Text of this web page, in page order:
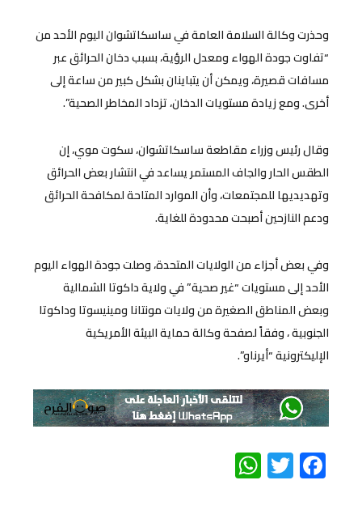
وحذرت وكالة السلامة العامة في ساسكاتشوان اليوم الأحد من
“تفاوت جودة الهواء ومعدل الرؤية، بسبب دخان الحرائق عبر
مسافات قصيرة، ويمكن أن يتباينان بشكل كبير من ساعة إلى
أخرى. ومع زيادة مستويات الدخان، تزداد المخاطر الصحية”.
وقال رئيس وزراء مقاطعة ساسكاتشوان، سكوت موي، إن
الطقس الحار والجاف المستمر يساعد في انتشار بعض الحرائق
وتهديديها للمجتمعات، وأن الموارد المتاحة لمكافحة الحرائق
ودعم النازحين أصبحت محدودة للغاية.
وفي بعض أجزاء من الولايات المتحدة، وصلت جودة الهواء اليوم
الأحد إلى مستويات “غير صحية” في ولاية داكوتا الشمالية
وبعض المناطق الصغيرة من ولايات مونتانا ومينيسوتا وداكوتا
الجنوبية ، وفقاً لصفحة وكالة حماية البيئة الأمريكية
الإليكترونية “أيرناو”.
Facebook
Twitter
WhatsApp